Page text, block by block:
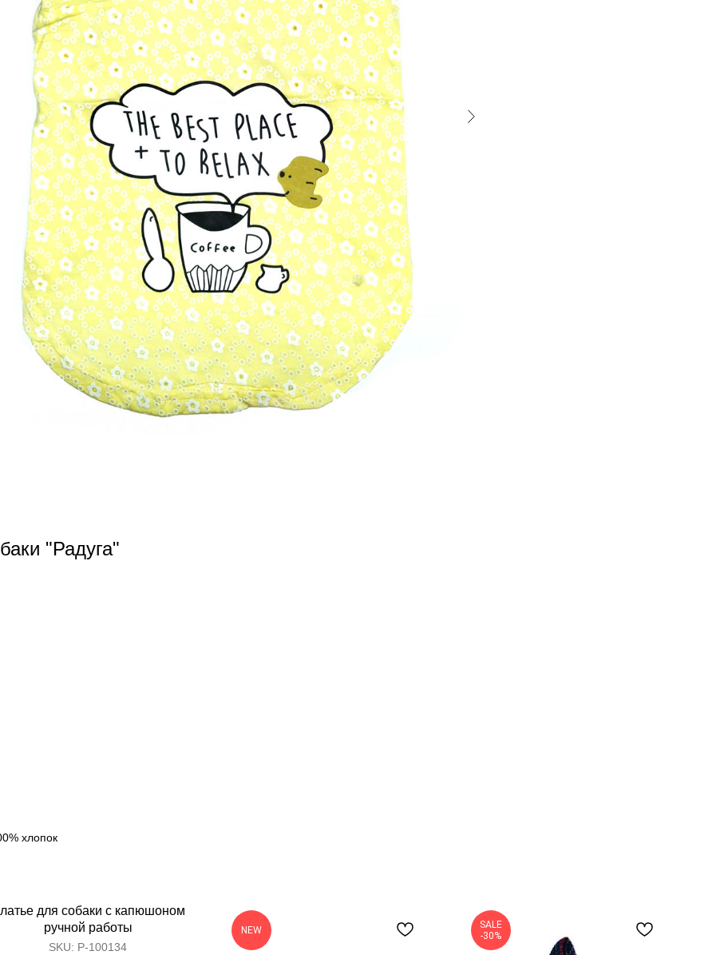
"Радуга"
хлопок
для собаки с капюшоном
ручной работы
SKU: Р-100134
NEW
SALE
-30%
and landing pages, as well as photo stories, blogs, lookbooks, and all other kinds of content oriented projects.